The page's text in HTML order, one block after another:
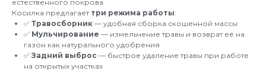
естественного покрова.
Косилка предлагает три режима работы:
✅ Травосборник — удобная сборка скошенной массы
✅ Мульчирование — измельчение травы и возврат её на
газон как натурального удобрения
✅ Задний выброс — быстрое удаление травы при работе
на открытых участках